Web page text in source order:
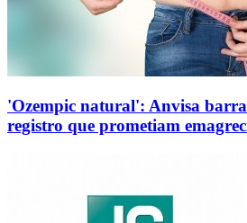
'Ozempic natural': Anvisa
registro que prometiam